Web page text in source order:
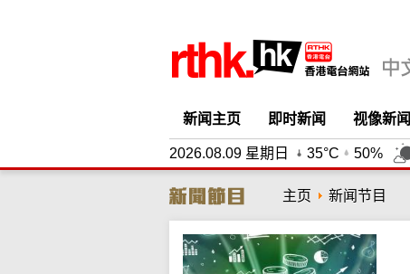
新闻主页 即时新闻 视像新闻
2026.08.09 星期日 35°C 50%
主页 新闻节目